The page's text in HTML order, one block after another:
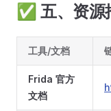
✅ 五、资源
工具/文档
Frida 官方
文档